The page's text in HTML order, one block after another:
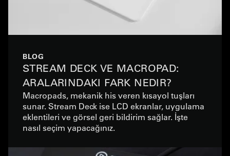
BLOG
STREAM DECK VE MACROPAD:
ARALARINDAKI FARK NEDIR?
Macropads, mekanik his veren kısayol tuşları
sunar. Stream Deck ise LCD ekranlar, uygulama
eklentileri ve görsel geri bildirim sağlar. İşte
nasıl seçim yapacağınız.